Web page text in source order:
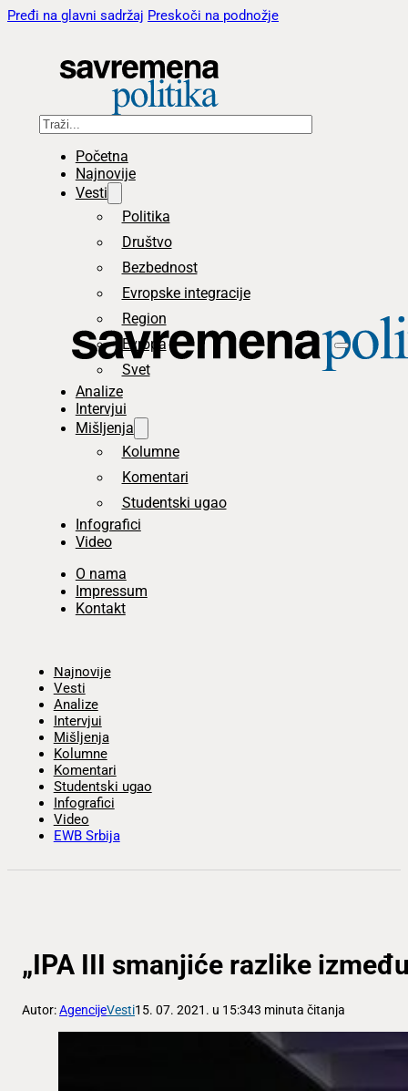
Pređi na glavni sadržaj Preskoči na podnožje
Pretraga
Početna
Najnovije
Vesti
Politika
Društvo
Bezbednost
Evropske integracije
Region
Evropa
Svet
Analize
Intervjui
Mišljenja
Kolumne
Komentari
Studentski ugao
Infografici
Video
O nama
Impressum
Kontakt
Najnovije
Vesti
Analize
Intervjui
Mišljenja
Kolumne
Komentari
Studentski ugao
Infografici
Video
EWB Srbija
„IPA III smanjiće razlike
Autor:AgencijeVesti15. 07. 2021. u 15:343 minuta čitanja